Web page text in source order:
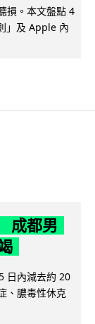
損。本文盤點 4
」及 Apple 內
成都男
日內減去約 20
、膿毒性休克